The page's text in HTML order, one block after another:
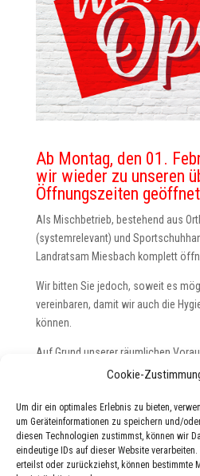
Cookie-
Um dir ein optimales Erlebnis zu bieten,
um Geräteinformationen zu speichern und/
diesen Technologien zustimmst, können wir
eindeutige IDs auf dieser Website
erteilst oder zurückziehst, können bestimmte
Ab Montag, den 01.
wir wieder zu unseren
Öffnungszeiten
Als Mischbetrieb, bestehend aus
(systemrelevant) und
Landratsam Miesbach komplett
Wir bitten Sie jedoch, soweit es
vereinbaren, damit wir auch die
können.
Auf Grund unserer räumlichen
darauf zu achten, dass sich nur
Bitte treten Sie nur mit FFP2-Maske
Mindestabstand von 1,5 m.
Wir freuen uns sehr Sie wieder bei